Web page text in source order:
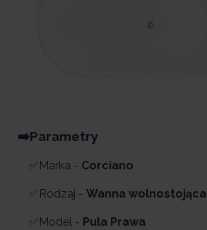
➡️Parametry
✅Marka - Corciano
✅Rodzaj - Wanna wolnostojąca
✅Model - Pula Prawa